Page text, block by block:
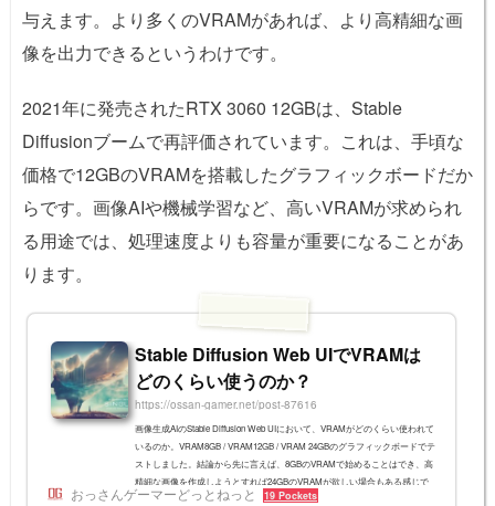
与えます。より多くのVRAMがあれば、より高精細な画
像を出力できるというわけです。
2021年に発売されたRTX 3060 12GBは、Stable
Diffusionブームで再評価されています。これは、手頃な
価格で12GBのVRAMを搭載したグラフィックボードだか
らです。画像AIや機械学習など、高いVRAMが求められ
る用途では、処理速度よりも容量が重要になることがあ
ります。
Stable Diffusion Web UIでVRAMは
どのくらい使うのか？
https://ossan-gamer.net/post-87616
画像生成AIのStable Diffusion Web UIにおいて、VRAMがどのくらい使われて
いるのか。VRAM8GB / VRAM12GB / VRAM 24GBのグラフィックボードでテ
ストしました。結論から先に言えば、8GBのVRAMで始めることはでき、高
精細な画像を作成しようとすれば24GBのVRAMが欲しい場合もある感じで
す。基本的なVRAM使用量についてStable Diffusion Web UIはVRAM8GBでも
おっさんゲーマーどっとねっと 19 Pockets